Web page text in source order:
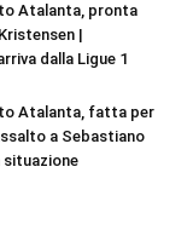
Atalanta, pronta
|
dalla Ligue 1
Atalanta, fatta per
a Sebastiano
situazione